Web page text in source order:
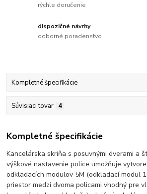
rýchle doručenie
dispozičné návrhy
odborné poradenstvo
Kompletné špecifikácie
Súvisiaci tovar 4
Kompletné špecifikácie
Kancelárska skriňa s posuvnými dverami a
výškové nastavenie police umožňuje
odkladacích modulov 5M (odkladací modul
priestor medzi dvoma policami vhodný pre